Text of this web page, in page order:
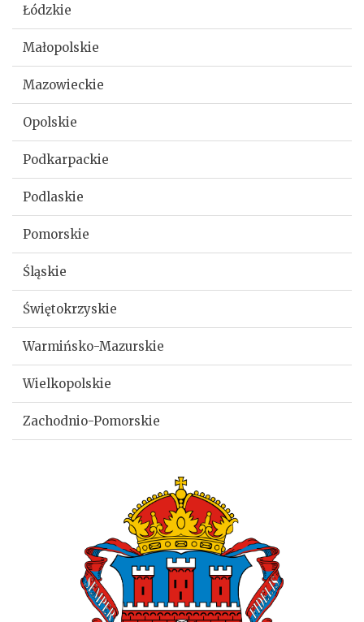
Łódzkie
Małopolskie
Mazowieckie
Opolskie
Podkarpackie
Podlaskie
Pomorskie
Śląskie
Świętokrzyskie
Warmińsko-Mazurskie
Wielkopolskie
Zachodnio-Pomorskie